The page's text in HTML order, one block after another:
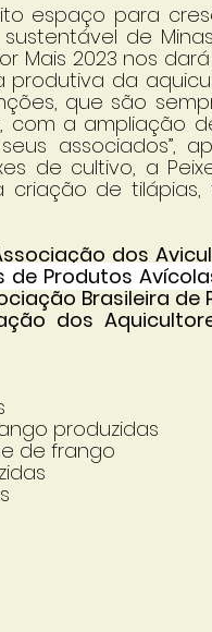
espaço para
de
Mais 2023 nos
da
que são
com a ampliação
associados”,
de cultivo, a
de tilápias,
dos
de Produtos
Brasileira de
dos
produzidas
de frango